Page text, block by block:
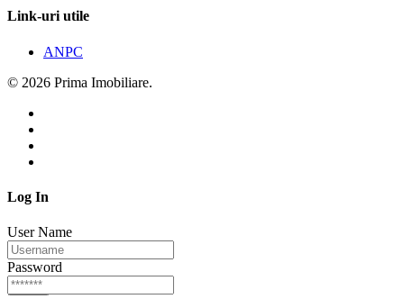
Link-uri utile
ANPC
© 2026 Prima Imobiliare.
Log In
User Name
Password